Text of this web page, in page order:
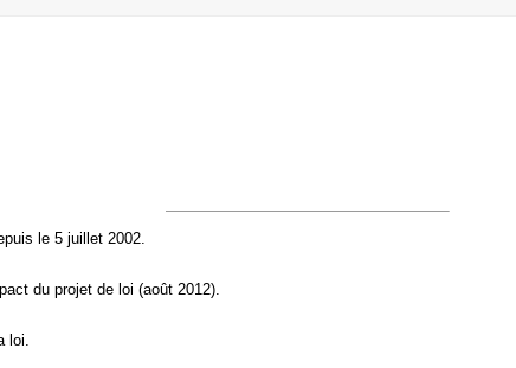
le 5 juillet 2002.
du projet de loi (août 2012).
loi.